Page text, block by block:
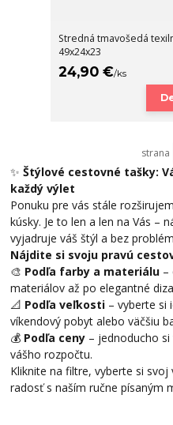
Stredná tmavošedá
49x24x23
24,90 €/ks
strana
✨Štýlové cestovné tašky:
každý výlet
Ponuku pre vás stále
kúsky. Je to len a len na Vás –
vyjadruje váš štýl a bez
Nájdite si svoju pravú
🎨 Podľa farby a materiálu –
materiálov až po elegantné
📐 Podľa veľkosti – vyberte si
víkendový pobyt alebo väčšiu
💰 Podľa ceny – jednoducho
vášho rozpočtu.
Kliknite na filtre, vyberte si
radosť s naším ručne písaným